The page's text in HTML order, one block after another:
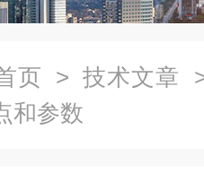
页 > 技术文章
和参数